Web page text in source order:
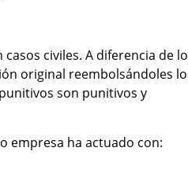
civiles. A diferencia de
original reembolsándoles
son punitivos y
empresa ha actuado con: